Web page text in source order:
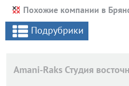
Похожие компании в
Подрубрики
Amani-Raks Студия